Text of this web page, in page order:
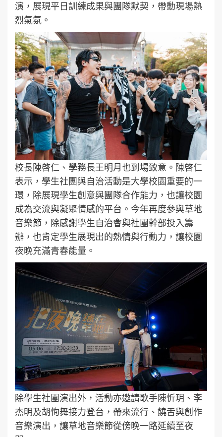
演，展現平日訓練成果與團隊默契，帶動現場熱
烈氣氛。
校長陳啓仁、學務長王明月也到場致意。陳啓仁
表示，學生社團與自治活動是大學校園重要的一
環，除展現學生創意與團隊合作能力，也讓校園
成為交流與凝聚情感的平台。今年再度參與草地
音樂節，除感謝學生自治會與社團幹部投入籌
辦，也肯定學生展現出的熱情與行動力，讓校園
夜晚充滿青春能量。
除學生社團演出外，活動亦邀請歌手陳忻玥、李
杰明及胡恂舞接力登台，帶來流行、饒舌與創作
音樂演出，讓草地音樂節從傍晚一路延續至夜